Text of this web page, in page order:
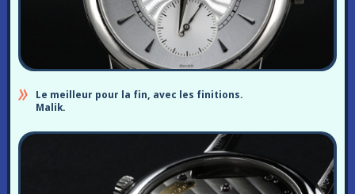
Le meilleur pour la fin, avec les finitions.
Malik.